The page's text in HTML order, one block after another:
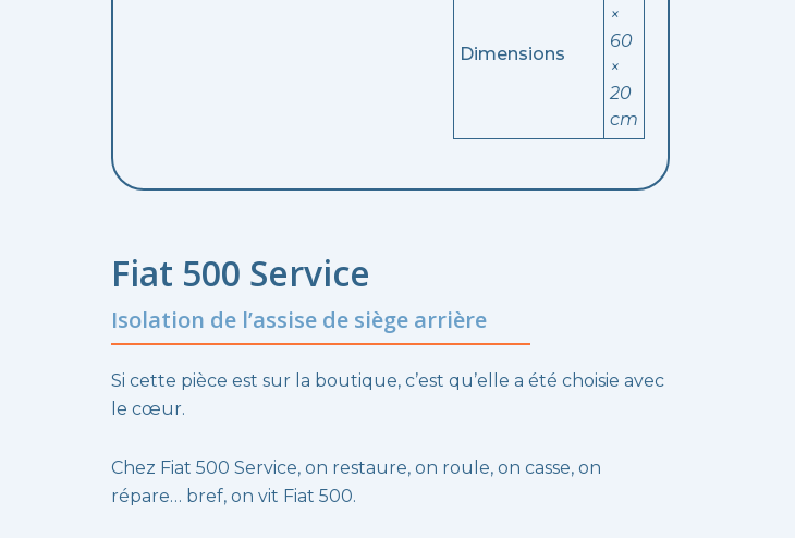
Dimensions
×
60
×
20
cm
Fiat 500 Service
Isolation de l’assise de siège arrière
Si cette pièce est sur la boutique, c’est qu’elle a été choisie avec
le cœur.
Chez Fiat 500 Service, on restaure, on roule, on casse, on
répare… bref, on vit Fiat 500.